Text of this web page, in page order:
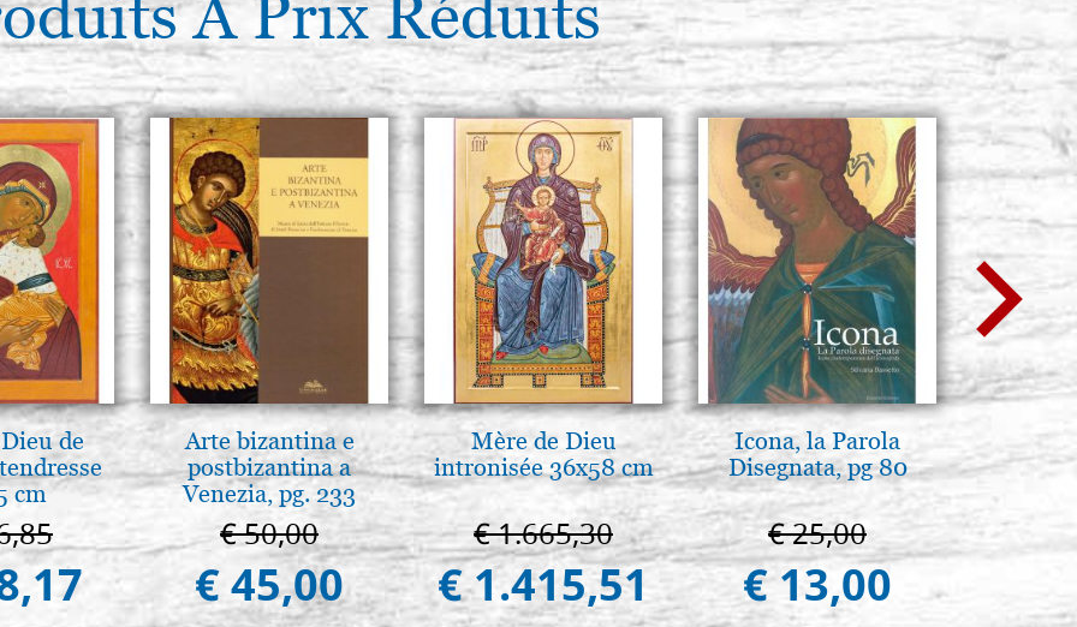
de
cm
Arte bizantina e
postbizantina a
Venezia, pg. 233
€ 50,00
€ 45,00
Mère de Dieu
intronisée 36x58 cm
€ 1.665,30
€ 1.415,51
Icona, la Parola
Disegnata, pg 80
€ 25,00
€ 13,00
La
The
€